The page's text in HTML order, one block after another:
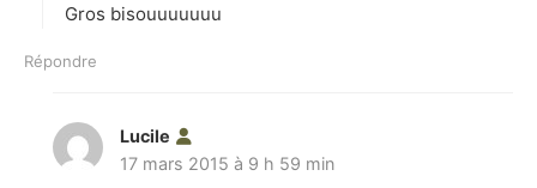
Gros bisouuuuuuu
Répondre
Lucile
i
17 mars 2015 à 9 h 59 min